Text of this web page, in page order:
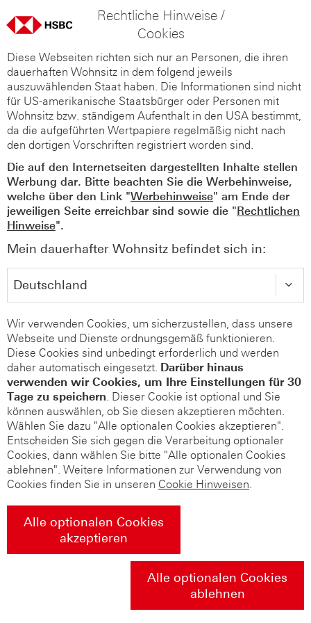
Rechtliche Hinweise /
Cookies
Diese Webseiten richten sich nur an Personen, die ihren
dauerhaften Wohnsitz in dem folgend jeweils
auszuwählenden Staat haben. Die Informationen sind nicht
für US-amerikanische Staatsbürger oder Personen mit
Wohnsitz bzw. ständigem Aufenthalt in den USA bestimmt,
da die aufgeführten Wertpapiere regelmäßig nicht nach
den dortigen Vorschriften registriert worden sind.
Die auf den Internetseiten dargestellten Inhalte stellen
Werbung dar. Bitte beachten Sie die Werbehinweise,
welche über den Link "Werbehinweise" am Ende der
jeweiligen Seite erreichbar sind sowie die "Rechtlichen
Hinweise".
Mein dauerhafter Wohnsitz befindet sich in:
Wir verwenden Cookies, um sicherzustellen, dass unsere
Webseite und Dienste ordnungsgemäß funktionieren.
Diese Cookies sind unbedingt erforderlich und werden
daher automatisch eingesetzt. Darüber hinaus
verwenden wir Cookies, um Ihre Einstellungen für 30
Tage zu speichern. Dieser Cookie ist optional und Sie
können auswählen, ob Sie diesen akzeptieren möchten.
Wählen Sie dazu "Alle optionalen Cookies akzeptieren".
Entscheiden Sie sich gegen die Verarbeitung optionaler
Cookies, dann wählen Sie bitte "Alle optionalen Cookies
ablehnen". Weitere Informationen zur Verwendung von
Cookies finden Sie in unseren Cookie Hinweisen.
Alle optionalen Cookies
akzeptieren
Alle optionalen Cookies
ablehnen